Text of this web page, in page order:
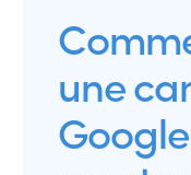
une